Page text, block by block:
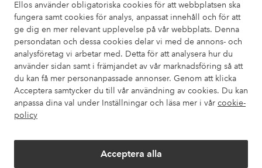
Ellos använder obligatoriska cookies för att webbplatsen ska
fungera samt cookies för analys, anpassat innehåll och för att
ge dig en mer relevant upplevelse på vår webbplats. Denna
persondatan och dessa cookies delar vi med de annons- och
analysföretag vi arbetar med. Detta för att analysera hur du
använder sidan samt i främjandet av vår marknadsföring så att
du kan få mer personanpassade annonser. Genom att klicka
Acceptera samtycker du till vår användning av cookies. Du kan
anpassa dina val under Inställningar och läsa mer i vår cookie-
policy
Acceptera alla
Mina sidor
Om Ellos
Våra tjänster
Villkor
Vänner